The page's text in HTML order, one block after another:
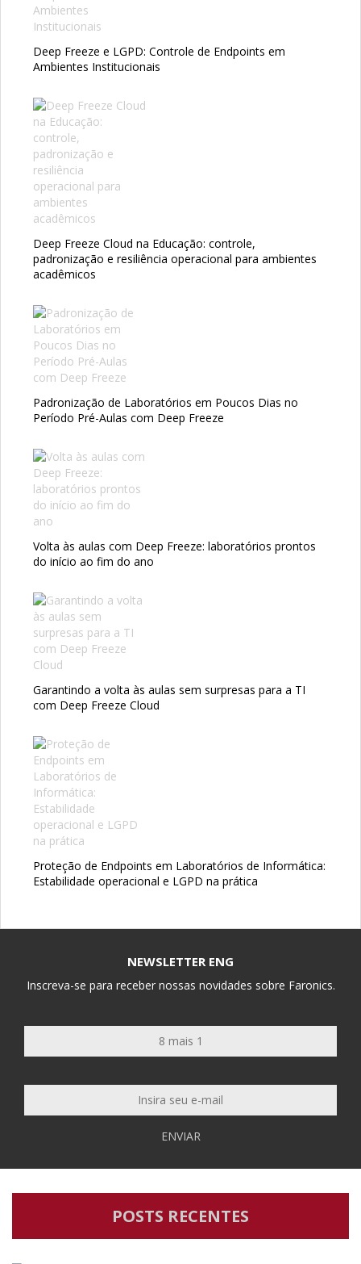
Deep Freeze e LGPD: Controle de Endpoints em
Ambientes Institucionais
Deep Freeze Cloud na Educação: controle,
padronização e resiliência operacional para ambientes
acadêmicos
Padronização de Laboratórios em Poucos Dias no
Período Pré-Aulas com Deep Freeze
Volta às aulas com Deep Freeze: laboratórios prontos
do início ao fim do ano
Garantindo a volta às aulas sem surpresas para a TI
com Deep Freeze Cloud
Proteção de Endpoints em Laboratórios de Informática:
Estabilidade operacional e LGPD na prática
NEWSLETTER ENG
Inscreva-se para receber nossas novidades sobre Faronics.
ENVIAR
POSTS RECENTES